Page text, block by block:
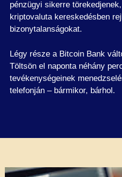
pénzügyi sikerre
kriptovaluta kereskedésben
bizonytalanságokat.
Légy része a Bitcoin Bank
Töltsön el naponta néhány
tevékenységeinek
telefonján – bármikor, bárhol.